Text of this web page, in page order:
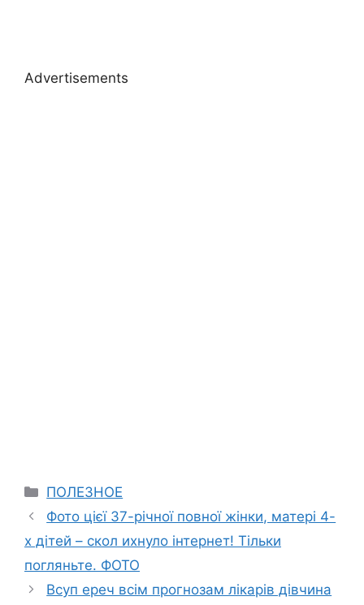
Advertisements
Categories
ПОЛЕЗНОЕ
Фото цієї 37-річної повної жінки, матері 4-
х дітей – скол ихнуло інтернет! Тільки
погляньте. ФОТО
Всуп ереч всім прогнозам лікарів дівчина